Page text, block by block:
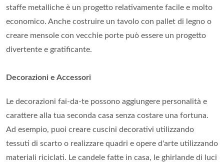
staffe metalliche è un progetto relativamente facile e molto
economico. Anche costruire un tavolo con pallet di legno o
creare mensole con vecchie porte può essere un progetto
divertente e gratificante.
Decorazioni e Accessori
Le decorazioni fai-da-te possono aggiungere personalità e
carattere alla tua seconda casa senza costare una fortuna.
Ad esempio, puoi creare cuscini decorativi utilizzando
tessuti di scarto o realizzare quadri e opere d'arte utilizzando
materiali riciclati. Le candele fatte in casa, le ghirlande di luci